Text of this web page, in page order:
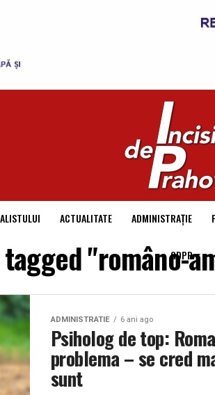
ACTUALITATE ADMINISTRAȚIE
GDPR
"româno-
ADMINISTRATIE 6 ani ago
Psiholog de top:
problema – se cred
sunt